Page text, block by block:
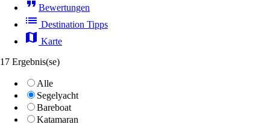
format_quote Bewertungen
list Destination Tipps
map Karte
17 Ergebnis(se)
Alle
Segelyacht
Bareboat
Katamaran